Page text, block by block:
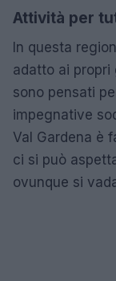
Attività per
In questa
adatto ai propri
sono pensati
impegnative
Val Gardena è
ci si può
ovunque si